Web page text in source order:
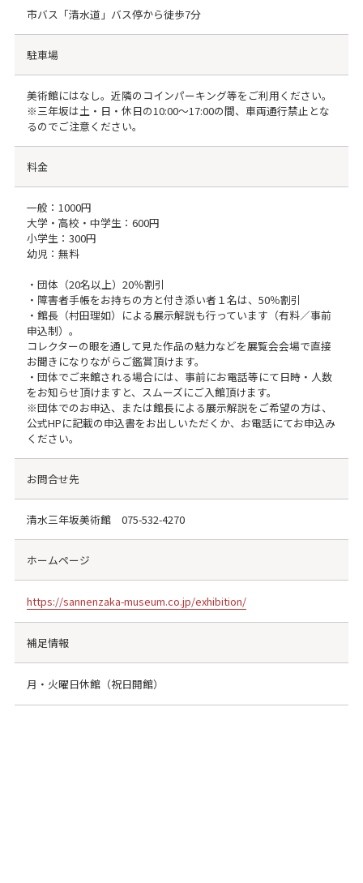
市バス「清水道」バス停から徒歩7分
駐車場
美術館にはなし。近隣のコインパーキング等をご利用ください。
※三年坂は土・日・休日の10:00〜17:00の間、車両通行禁止とな
るのでご注意ください。
料金
一般：1000円
大学・高校・中学生：600円
小学生：300円
幼児：無料
・団体（20名以上）20％割引
・障害者手帳をお持ちの方と付き添い者１名は、50％割引
・館長（村田理如）による展示解説も行っています（有料／事前
申込制）。
コレクターの眼を通して見た作品の魅力などを展覧会会場で直接
お聞きになりながらご鑑賞頂けます。
・団体でご来館される場合には、事前にお電話等にて日時・人数
をお知らせ頂けますと、スムーズにご入館頂けます。
※団体でのお申込、または館長による展示解説をご希望の方は、
公式HPに記載の申込書をお出しいただくか、お電話にてお申込み
ください。
お問合せ先
清水三年坂美術館 075-532-4270
ホームページ
https://sannenzaka-museum.co.jp/exhibition/
補足情報
月・火曜日休館（祝日開館）